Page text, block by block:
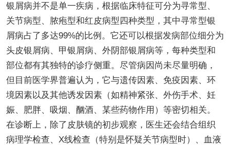
银屑病并不是单一疾病，根据临床特征可分为寻常型、
关节病型、脓疱型和红皮病型四种类型，其中寻常型银
屑病占了多达99%的比例。它还可以根据发病部位细分为
头皮银屑病、甲银屑病、外阴部银屑病等，每种类型和
部位都有其独特的诊疗侧重。尽管病因尚未尽量明确，
但目前医学界普遍认为，它与遗传因素、免疫因素、环
境因素以及其他诱发因素（如精神紧张、外伤手术、妊
娠、肥胖、吸烟、酗酒、某些药物作用）等密切相关。
在诊断上，除了皮肤镜的初步观察，医生还会结合组织
病理学检查、X线检查（特别是怀疑关节病型时）、血液